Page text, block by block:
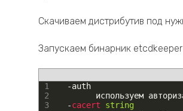
Скачиваем дистрибутив под
Запускаем бинарник
1
2
3
-auth
используем
-cacert string